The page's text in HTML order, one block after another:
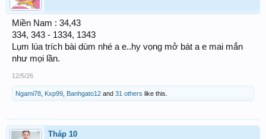
Miền Nam : 34,43
334, 343 - 1334, 1343
Lụm lúa trích bài dùm nhé a e..hy vọng mở bát a e mai mắn
như mọi lần.
12/5/26
Ngami78 Kxp99 Banhgato12 and 31 others like this.
Tháp 10